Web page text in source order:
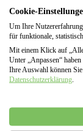
allen Problemen
für Sie lösen.
Führung
Erarbeitung
Vertretung
Cookie-
Um Ihre
für funktionale,
Mit einem Klick auf
Unter „Anpassen“
Ihre Auswahl können
Datenschutzerklärung